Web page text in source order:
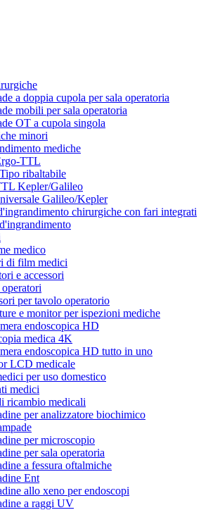
a doppia cupola per sala operatoria
mobili per sala operatoria
OT a cupola singola
minori
mediche
TTL
ribaltabile
Kepler/Galileo
Galileo/Kepler
chirurgiche con fari integrati
medico
di film medici
e accessori
per tavolo operatorio
e monitor per ispezioni mediche
endoscopica HD
medica 4K
endoscopica HD tutto in uno
LCD medicale
per uso domestico
medici
ricambio medicali
per analizzatore biochimico
per microscopio
per sala operatoria
a fessura oftalmiche
Ent
allo xeno per endoscopi
a raggi UV